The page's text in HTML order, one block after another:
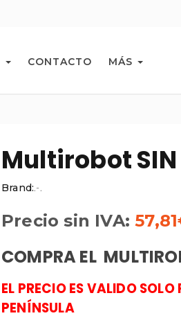
CONTACTO MÁS
Multirobot
Brand:.-.
Precio sin IVA:57,81
COMPRA EL
EL PRECIO ES VALIDO
PENÍNSULA